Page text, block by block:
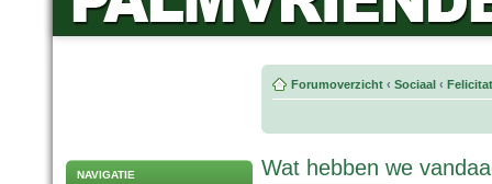
NAVIGATIE
Forumoverzicht ‹ Sociaal ‹
Wat hebben we